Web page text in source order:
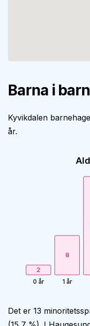
Barna i
Kyvikdalen
år.
2
0 år
8
1 år
Det er 13